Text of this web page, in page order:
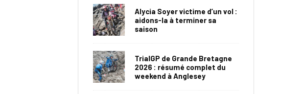
Alycia Soyer victime d’un vol :
aidons-la à terminer sa
saison
TrialGP de Grande Bretagne
2026 : résumé complet du
weekend à Anglesey